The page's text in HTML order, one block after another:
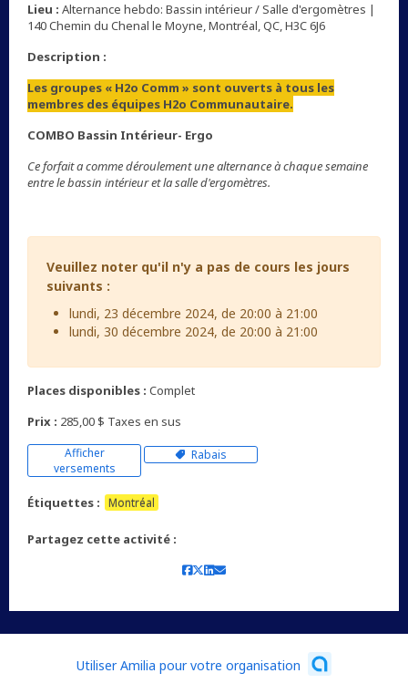
Lieu : Alternance hebdo: Bassin intérieur / Salle d'ergomètres |
140 Chemin du Chenal le Moyne, Montréal, QC, H3C 6J6
Description :
Les groupes « H2o Comm » sont ouverts à tous les
membres des équipes H2o Communautaire.
COMBO Bassin Intérieur- Ergo
Ce forfait a comme déroulement une alternance à chaque semaine
entre le bassin intérieur et la salle d'ergomètres.
Veuillez noter qu'il n'y a pas de cours les jours
suivants :
lundi, 23 décembre 2024, de 20:00 à 21:00
lundi, 30 décembre 2024, de 20:00 à 21:00
Places disponibles : Complet
Prix : 285,00 $ Taxes en sus
Afficher
versements
Rabais
Étiquettes : Montréal
Partagez cette activité :
Utiliser Amilia pour votre organisation